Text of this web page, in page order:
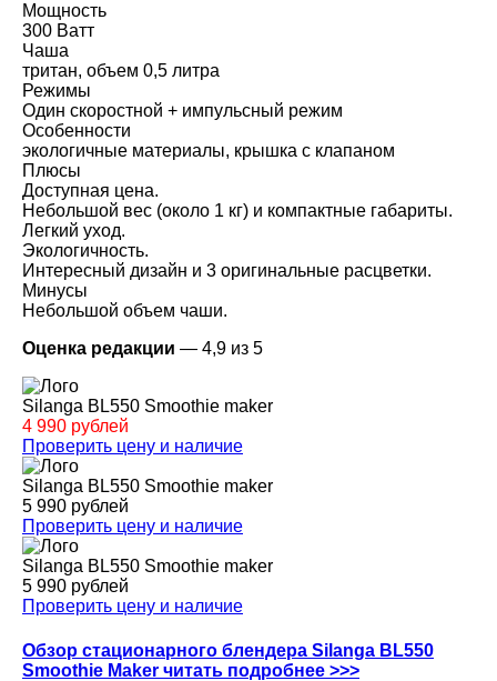
Мощность
300 Ватт
Чаша
тритан, объем 0,5 литра
Режимы
Один скоростной + импульсный режим
Особенности
экологичные материалы, крышка с клапаном
Плюсы
Доступная цена.
Небольшой вес (около 1 кг) и компактные габариты.
Легкий уход.
Экологичность.
Интересный дизайн и 3 оригинальные расцветки.
Минусы
Небольшой объем чаши.
Оценка редакции — 4,9 из 5
Silanga BL550 Smoothie maker
4 990 рублей
Проверить цену и наличие
Silanga BL550 Smoothie maker
5 990 рублей
Проверить цену и наличие
Silanga BL550 Smoothie maker
5 990 рублей
Проверить цену и наличие
Обзор стационарного блендера Silanga BL550
Smoothie Maker читать подробнее >>>